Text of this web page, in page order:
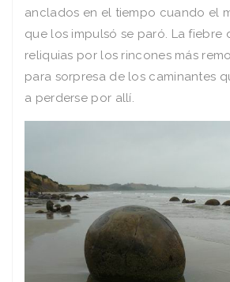
anclados en el tiempo cuando el
que los impulsó se paró. La fiebre
reliquias por los rincones más
para sorpresa de los caminantes
a perderse por allí.